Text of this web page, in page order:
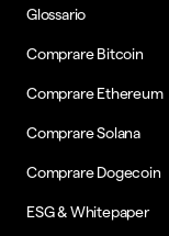
Glossario
Comprare Bitcoin
Comprare Ethereum
Comprare Solana
Comprare Dogecoin
ESG & Whitepaper